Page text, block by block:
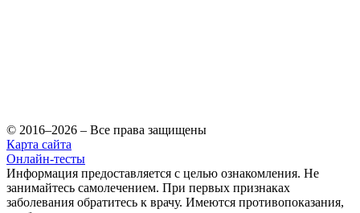
© 2016–2026 – Все права защищены
Карта сайта
Онлайн-тесты
Информация предоставляется с целью ознакомления. Не
занимайтесь самолечением. При первых признаках
заболевания обратитесь к врачу. Имеются противопоказания,